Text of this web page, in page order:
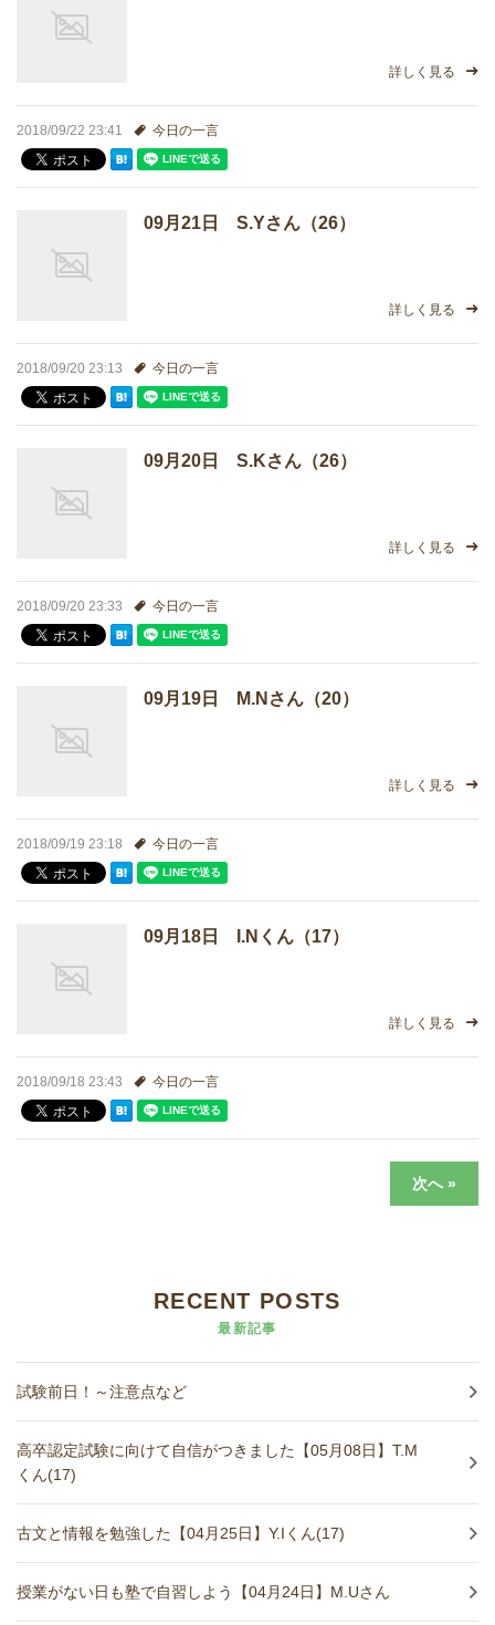
詳しく見る
2018/09/22 23:41 今日の一言
09月21日 S.Yさん（26）
詳しく見る
2018/09/20 23:13 今日の一言
09月20日 S.Kさん（26）
詳しく見る
2018/09/20 23:33 今日の一言
09月19日 M.Nさん（20）
詳しく見る
2018/09/19 23:18 今日の一言
09月18日 I.Nくん（17）
詳しく見る
2018/09/18 23:43 今日の一言
次へ »
RECENT POSTS
最新記事
試験前日！～注意点など
高卒認定試験に向けて自信がつきました【05月08日】T.M
くん(17)
古文と情報を勉強した【04月25日】Y.Iくん(17)
授業がない日も塾で自習しよう【04月24日】M.Uさん